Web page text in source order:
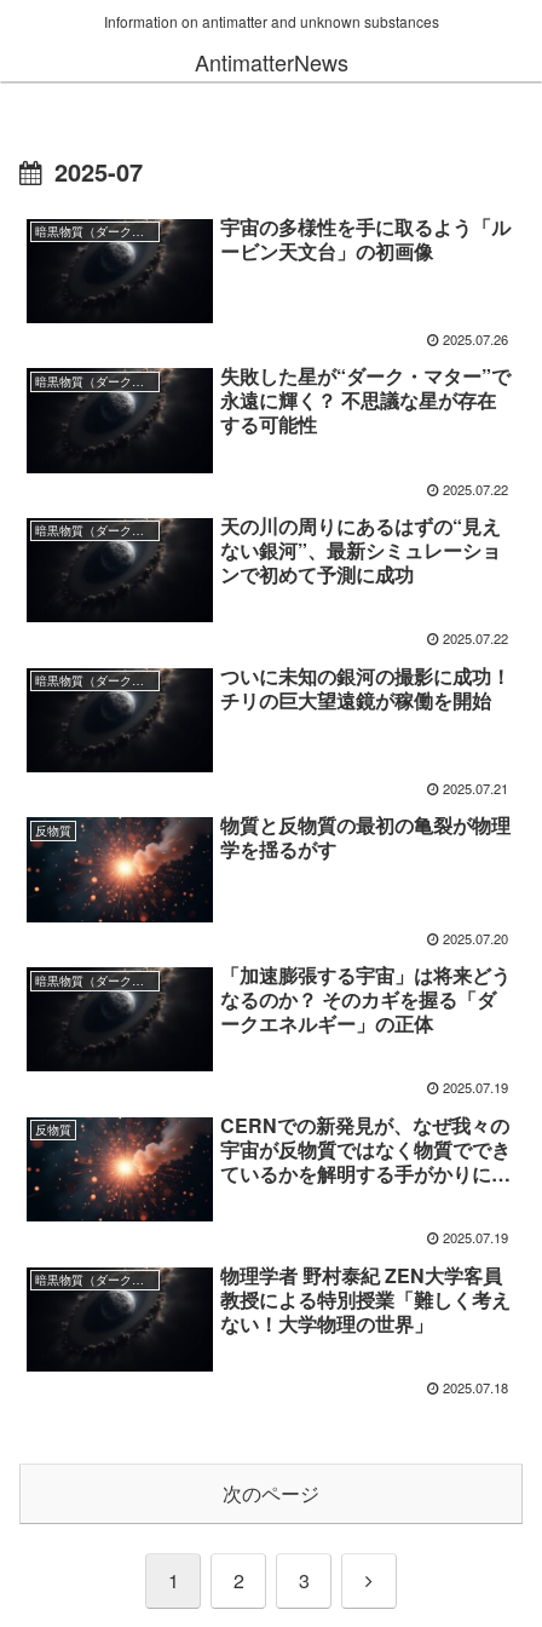
Information on antimatter and unknown substances
AntimatterNews
2025-07
暗黒物質（ダークマター）
宇宙の多様性を手に取るよう「ル
ービン天文台」の初画像
2025.07.26
失敗した星が“ダーク・マター”で
永遠に輝く？ 不思議な星が存在
する可能性
2025.07.22
暗黒物質（ダークマター）
天の川の周りにあるはずの“見え
ない銀河”、最新シミュレーショ
ンで初めて予測に成功
2025.07.22
暗黒物質（ダークマター）
ついに未知の銀河の撮影に成功！
チリの巨大望遠鏡が稼働を開始
2025.07.21
反物質
物質と反物質の最初の亀裂が物理
学を揺るがす
2025.07.20
「加速膨張する宇宙」は将来どう
なるのか？ そのカギを握る「ダ
ークエネルギー」の正体
2025.07.19
反物質
CERNでの新発見が、なぜ我々の
宇宙が反物質ではなく物質ででき
ているかを解明する手がかりにな
2025.07.19
暗黒物質（ダークマター）
物理学者 野村泰紀 ZEN大学客員
教授による特別授業「難しく考え
ない！大学物理の世界」
2025.07.18
次のページ
1 2 3
次